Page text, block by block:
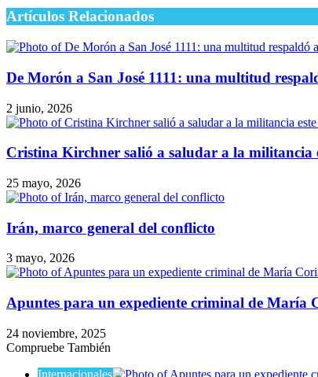
Artículos Relacionados
De Morón a San José 1111: una multitud
2 junio, 2026
Cristina Kirchner salió a saludar a la militancia
25 mayo, 2026
Irán, marco general del conflicto
3 mayo, 2026
Apuntes para un expediente criminal de María
24 noviembre, 2025
Compruebe También
Internacionales